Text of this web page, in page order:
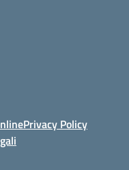
Privacy Policy